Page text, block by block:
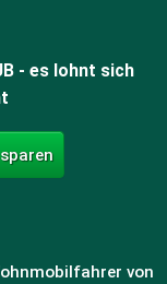
- es lohnt sich
von